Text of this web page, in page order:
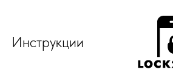
Инструкции